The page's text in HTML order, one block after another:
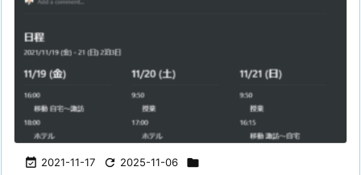
 2021-11-17  2025-11-06 